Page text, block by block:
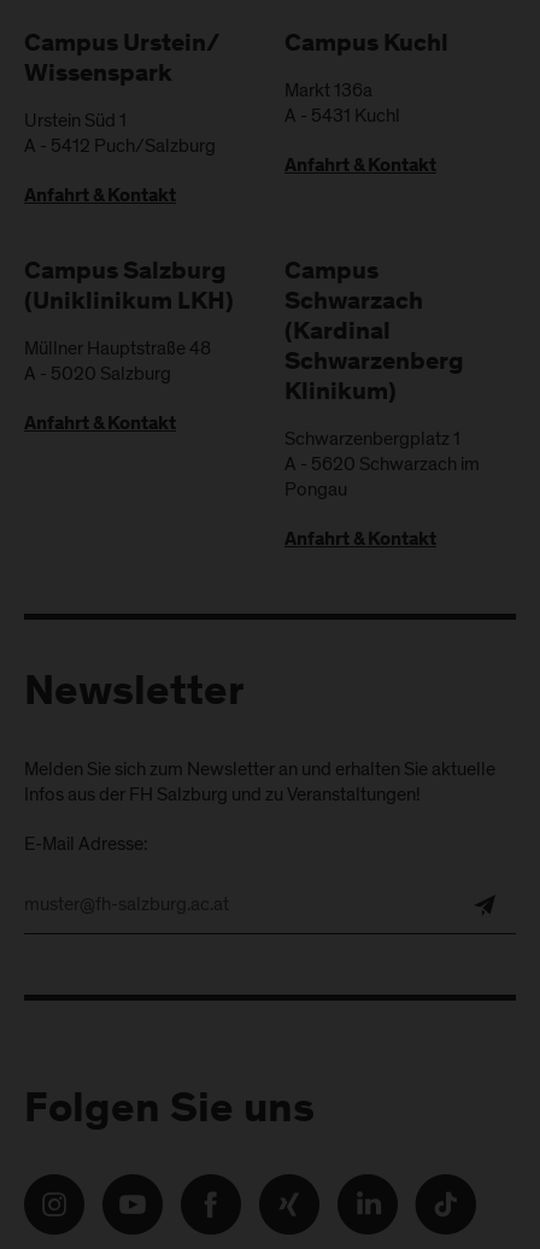
Campus Urstein/
Wissenspark
Urstein Süd 1
A - 5412 Puch/Salzburg
Anfahrt & Kontakt
Campus Kuchl
Markt 136a
A - 5431 Kuchl
Anfahrt & Kontakt
Campus Salzburg
(Uniklinikum LKH)
Müllner Hauptstraße 48
A - 5020 Salzburg
Anfahrt & Kontakt
Campus
Schwarzach
(Kardinal
Schwarzenberg
Klinikum)
Schwarzenbergplatz 1
A - 5620 Schwarzach im
Pongau
Anfahrt & Kontakt
Newsletter
Melden Sie sich zum Newsletter an und erhalten Sie aktuelle
Infos aus der FH Salzburg und zu Veranstaltungen!
E-Mail Adresse:
Folgen Sie uns